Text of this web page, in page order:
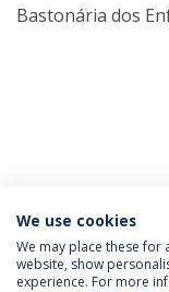
Bastonária dos
Escola de Enfermagem
Política de
We use cookies
We may place these
website, show
experience. For more